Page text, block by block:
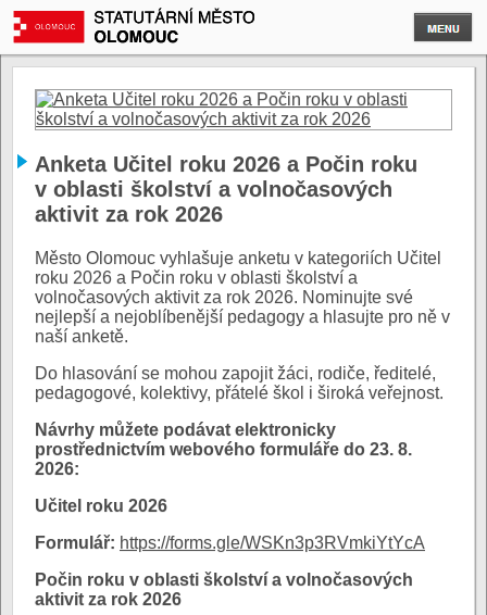
Anketa Učitel roku 2026 a Počin roku
v oblasti školství a volnočasových
aktivit za rok 2026
Město Olomouc vyhlašuje anketu v kategoriích Učitel
roku 2026 a Počin roku v oblasti školství a
volnočasových aktivit za rok 2026. Nominujte své
nejlepší a nejoblíbenější pedagogy a hlasujte pro ně v
naší anketě.
Do hlasování se mohou zapojit žáci, rodiče, ředitelé,
pedagogové, kolektivy, přátelé škol i široká veřejnost.
Návrhy můžete podávat elektronicky
prostřednictvím webového formuláře do 23. 8.
2026:
Učitel roku 2026
Formulář: https://forms.gle/WSKn3p3RVmkiYtYcA
Počin roku v oblasti školství a volnočasových
aktivit za rok 2026